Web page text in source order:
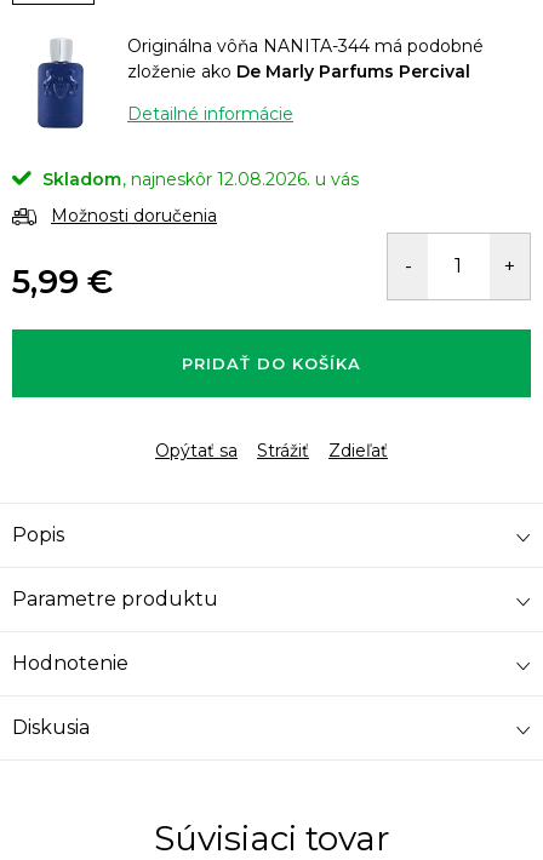
Originálna vôňa NANITA-344 má podobné
zloženie ako De Marly Parfums Percival
Detailné informácie
Skladom
12.08.2026.
Možnosti doručenia
5,99 €
cena:
PRIDAŤ DO KOŠÍKA
Opýtať sa Strážiť Zdieľať
Popis
Parametre produktu
Hodnotenie
Diskusia
Súvisiaci tovar